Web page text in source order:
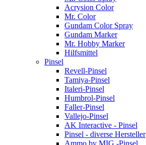
Acrysion Color
Mr. Color
Gundam Color Spray
Gundam Marker
Mr. Hobby Marker
Hilfsmittel
Pinsel
Revell-Pinsel
Tamiya-Pinsel
Italeri-Pinsel
Humbrol-Pinsel
Faller-Pinsel
Vallejo-Pinsel
AK Interactive - Pinsel
Pinsel - diverse Hersteller
Ammo by MIG -Pinsel